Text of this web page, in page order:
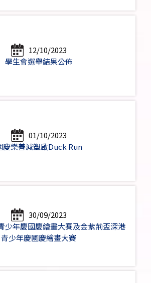
12/10/2023
學生會選舉結果公佈
01/10/2023
慶樂善減塑啟Duck Run
30/09/2023
少年慶國慶繪畫大賽及金紫荊盃深港
青少年慶國慶繪畫大賽